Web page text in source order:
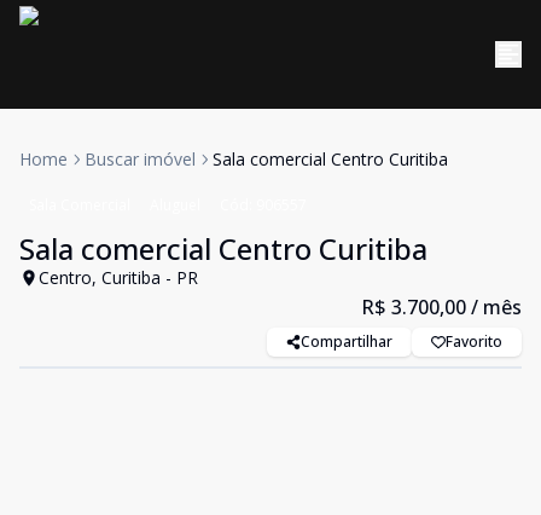
Home Buscar imóvel Sala comercial Centro Curitiba
Sala comercial Centro Curitiba
Centro, Curitiba - PR
R$ 3.700,00/ mês
Compartilhar Favorito